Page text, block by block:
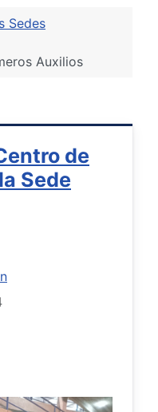
Sedes
Auxilios
de
Sede